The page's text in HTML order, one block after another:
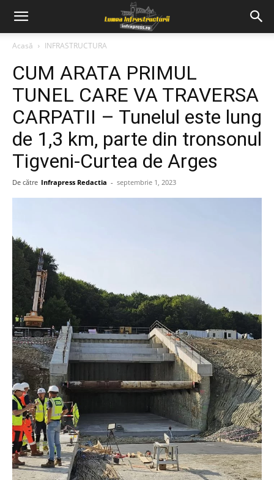
Acasă INFRASTRUCTURA
CUM ARATA PRIMUL
TUNEL CARE VA TRAVERSA
CARPATII – Tunelul este lung
de 1,3 km, parte din tronsonul
Tigveni-Curtea de Arges
De către Infrapress Redactia - septembrie 1, 2023